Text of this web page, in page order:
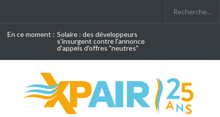
En ce moment : Solaire : des développeurs
s'insurgent contre l'annonce
d'appels d'offres "neutres"